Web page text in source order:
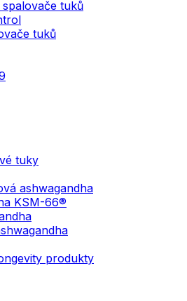
tuků
tuků
tuky
ashwagandha
KSM-66®
produkty